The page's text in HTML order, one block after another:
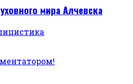
мира Алчевска